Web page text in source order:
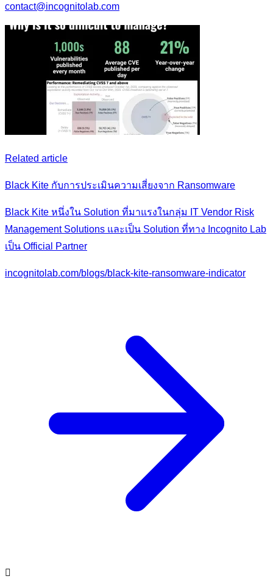
contact@incognitolab.com
Related article
Black Kite กับการประเมินความเสี่ยงจาก Ransomware
Black Kite หนึ่งใน Solution ที่มาแรงในกลุ่ม IT Vendor Risk
Management Solutions และเป็น Solution ที่ทาง Incognito Lab
เป็น Official Partner
incognitolab.com/blogs/black-kite-ransomware-indicator